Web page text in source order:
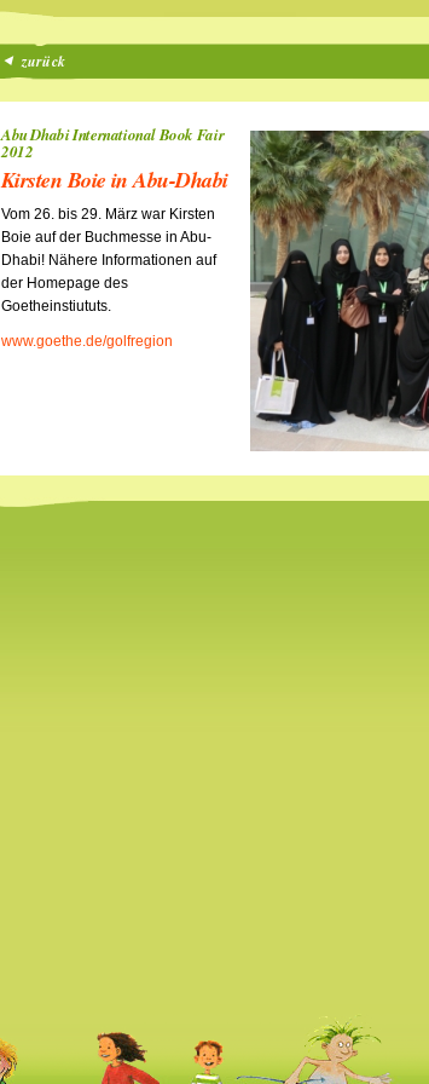
zurück
Abu Dhabi International Book Fair
2012
Kirsten Boie in Abu-Dhabi
Vom 26. bis 29. März war Kirsten
Boie auf der Buchmesse in Abu-
Dhabi! Nähere Informationen auf
der Homepage des
Goetheinstiututs.
www.goethe.de/golfregion